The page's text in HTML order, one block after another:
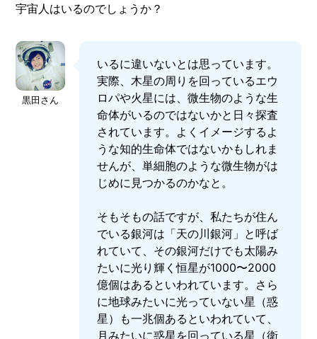
宇宙人はいるのでしょうか？
黒田さん
いるに違いないとは思っています。
実際、木星の周りを回っているエウ
ロパや火星には、微生物のような生
命体がいるのではないかと日々探査
されています。よくイメージするよ
うな知的生命体ではないかもしれま
せんが、単細胞のような微生物がは
じめに見つかるのかなと。
そもそもの話ですが、私たちが住ん
でいる銀河は「天の川銀河」と呼ば
れていて、その銀河だけでも太陽み
たいに光り輝く恒星が1000〜2000
億個はあるといわれています。さら
に地球みたいに光っていない星（惑
星）も一兆個あるといわれていて、
月みたいに惑星を回っている星（衛